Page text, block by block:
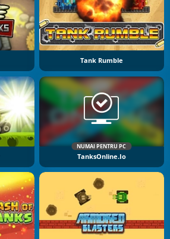
Tank Rumble
NUMAI PENTRU PC
TanksOnline.io